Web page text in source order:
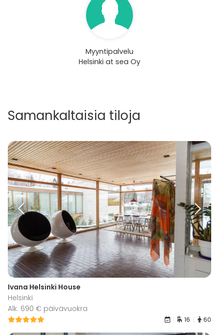
Myyntipalvelu
Helsinki at sea Oy
Samankaltaisia tiloja
Ivana Helsinki House
Helsinki
Alk. 690 € päivävuokra
16 60